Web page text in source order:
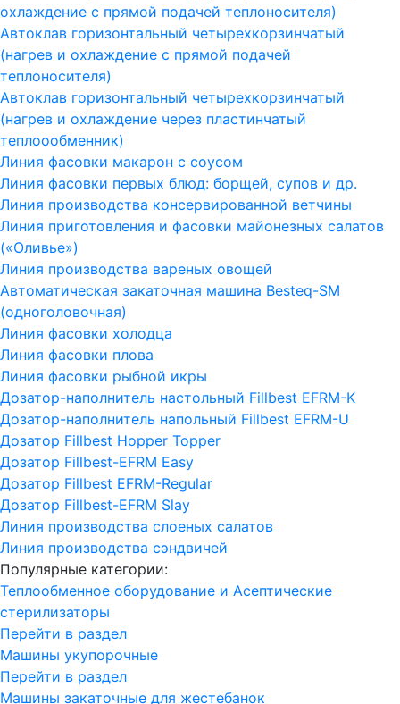
охлаждение с прямой подачей теплоносителя)
Автоклав горизонтальный четырехкорзинчатый
(нагрев и охлаждение с прямой подачей
теплоносителя)
Автоклав горизонтальный четырехкорзинчатый
(нагрев и охлаждение через пластинчатый
теплоообменник)
Линия фасовки макарон с соусом
Линия фасовки первых блюд: борщей, супов и др.
Линия производства консервированной ветчины
Линия приготовления и фасовки майонезных салатов
(«Оливье»)
Линия производства вареных овощей
Автоматическая закаточная машина Besteq-SM
(одноголовочная)
Линия фасовки холодца
Линия фасовки плова
Линия фасовки рыбной икры
Дозатор-наполнитель настольный Fillbest EFRM-K
Дозатор-наполнитель напольный Fillbest EFRM-U
Дозатор Fillbest Hopper Topper
Дозатор Fillbest-EFRM Easy
Дозатор Fillbest EFRM-Regular
Дозатор Fillbest-EFRM Slay
Линия производства слоеных салатов
Линия производства сэндвичей
Популярные категории:
Теплообменное оборудование и Асептические
стерилизаторы
Перейти в раздел
Машины укупорочные
Перейти в раздел
Машины закаточные для жестебанок